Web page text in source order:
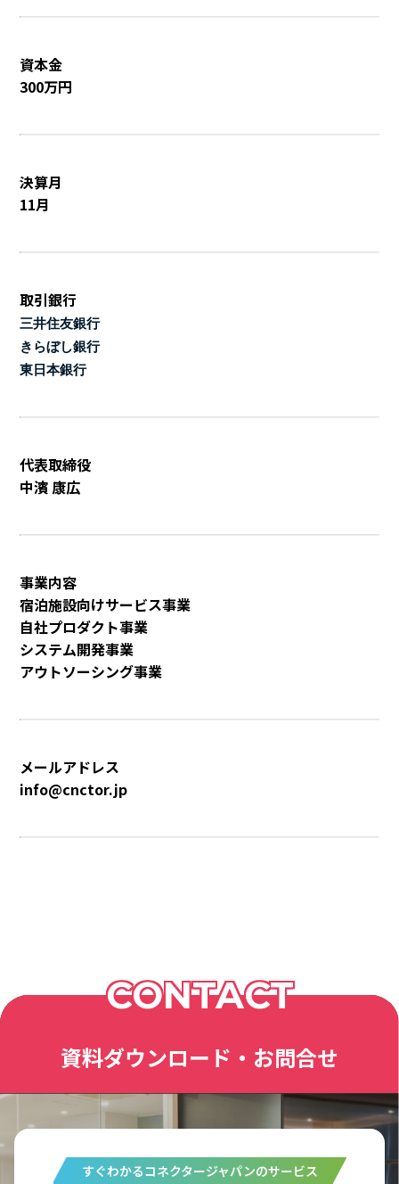
資本金
300万円
決算月
11月
取引銀行
三井住友銀行
きらぼし銀行
東日本銀行
代表取締役
中濱 康広
事業内容
宿泊施設向けサービス事業
自社プロダクト事業
システム開発事業
アウトソーシング事業
メールアドレス
info@cnctor.jp
CONTACT
資料ダウンロード・お問合せ
すぐわかるコネクタージャパンのサービス